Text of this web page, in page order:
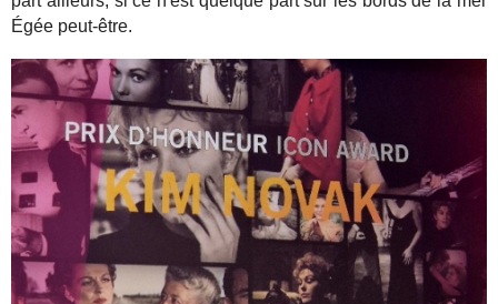
Égée peut-être.